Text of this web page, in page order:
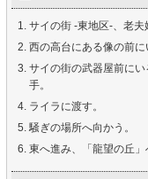
サイの街 -東地区-、老夫
西の高台にある像の前に
サイの街の武器屋前に
手。
ライラに渡す。
騒ぎの場所へ向かう。
東へ進み、「龍望の丘」